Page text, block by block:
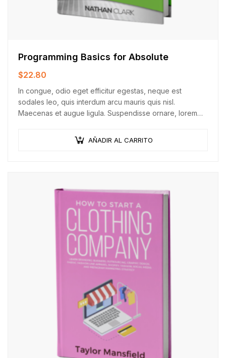
Programming Basics for Absolute
$22.80
In congue, odio eget efficitur egestas, neque est
sodales leo, quis interdum arcu mauris quis nisl.
Maecenas et augue ligula. Suspendisse ornare, lorem
AÑADIR AL CARRITO